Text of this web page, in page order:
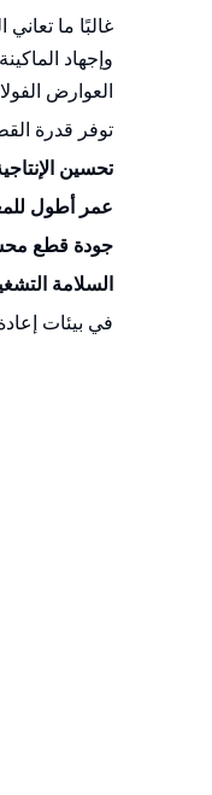
غالبًا ما
وإجهاد
العوارض
توفر قدرة
تحسين
عمر أطول
جودة قطع
السلامة
في بيئات